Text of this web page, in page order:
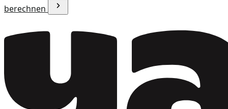
berechnen